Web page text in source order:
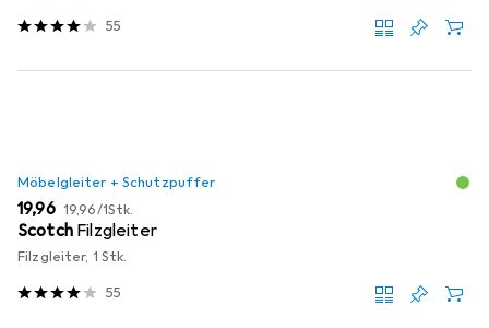
55
Möbelgleiter + Schutzpuffer
EUR
19,96 EUR
19,96/1Stk.
Scotch Filzgleiter
Filzgleiter, 1 Stk.
55